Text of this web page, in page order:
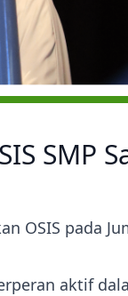
SMP
OSIS pada
aktif